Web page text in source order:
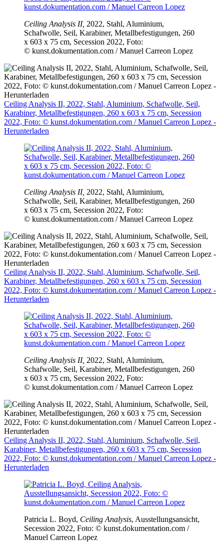
Ceiling Analysis II, 2022, Stahl, Aluminium,
Schafwolle, Seil, Karabiner, Metallbefestigungen, 260
x 603 x 75 cm, Secession 2022, Foto:
© kunst.dokumentation.com / Manuel Carreon Lopez
Ceiling Analysis II, 2022, Stahl, Aluminium, Schafwolle, Seil,
Karabiner, Metallbefestigungen, 260 x 603 x 75 cm, Secession
2022, Foto: © kunst.dokumentation.com / Manuel Carreon Lopez -
Herunterladen
Ceiling Analysis II, 2022, Stahl, Aluminium,
Schafwolle, Seil, Karabiner, Metallbefestigungen, 260
x 603 x 75 cm, Secession 2022, Foto:
© kunst.dokumentation.com / Manuel Carreon Lopez
Ceiling Analysis II, 2022, Stahl, Aluminium, Schafwolle, Seil,
Karabiner, Metallbefestigungen, 260 x 603 x 75 cm, Secession
2022, Foto: © kunst.dokumentation.com / Manuel Carreon Lopez -
Herunterladen
Ceiling Analysis II, 2022, Stahl, Aluminium,
Schafwolle, Seil, Karabiner, Metallbefestigungen, 260
x 603 x 75 cm, Secession 2022, Foto:
© kunst.dokumentation.com / Manuel Carreon Lopez
Ceiling Analysis II, 2022, Stahl, Aluminium, Schafwolle, Seil,
Karabiner, Metallbefestigungen, 260 x 603 x 75 cm, Secession
2022, Foto: © kunst.dokumentation.com / Manuel Carreon Lopez -
Herunterladen
Patricia L. Boyd, Ceiling Analysis, Ausstellungsansicht,
Secession 2022, Foto: © kunst.dokumentation.com /
Manuel Carreon Lopez